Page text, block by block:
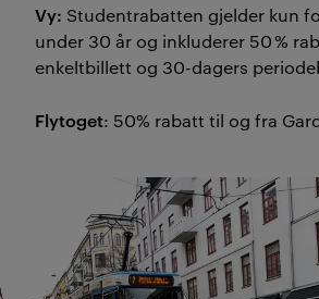
Vy: Studentrabatten gjelder kun
under 30 år og inkluderer 50 %
enkeltbillett og 30-dagers
Flytoget: 50% rabatt til og fra